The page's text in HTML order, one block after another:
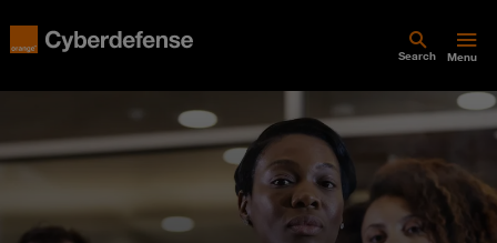
Search Menu